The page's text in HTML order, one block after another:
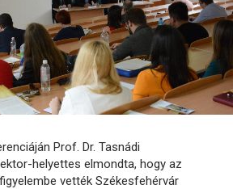
Prof. Dr. Tasnádi
helyettes elmondta, hogy az
vették Székesfehérvár